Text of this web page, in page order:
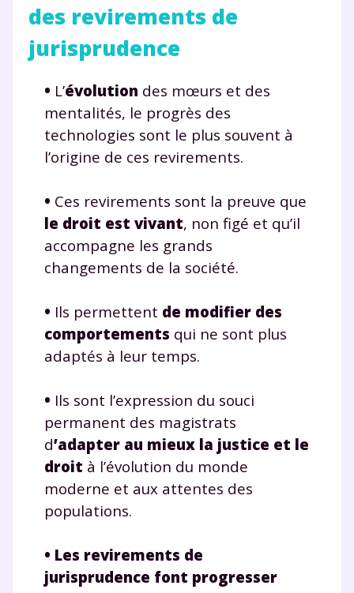
des revirements de
jurisprudence
• L’évolution des mœurs et des
mentalités, le progrès des
technologies sont le plus souvent à
l’origine de ces revirements.
• Ces revirements sont la preuve que
le droit est vivant, non figé et qu’il
accompagne les grands
changements de la société.
• Ils permettent de modifier des
comportements qui ne sont plus
adaptés à leur temps.
• Ils sont l’expression du souci
permanent des magistrats
d’adapter au mieux la justice et le
droit à l’évolution du monde
moderne et aux attentes des
populations.
• Les revirements de
jurisprudence font progresser
Envie de progresser
année scolaire ?
Testez gratuitement
pendant 24h notre
plateforme de soutien